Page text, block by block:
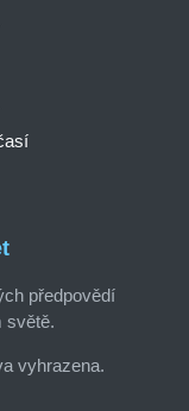
předpovědí
světě.
vyhrazena.